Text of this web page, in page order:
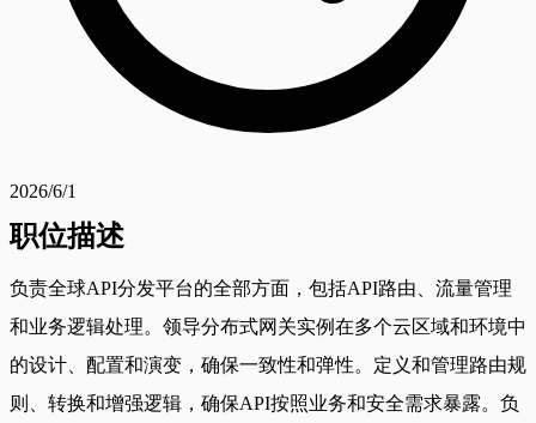
2026/6/1
职位描述
负责全球API分发平台的全部方面，包括API路由、流量管理
和业务逻辑处理。领导分布式网关实例在多个云区域和环境中
的设计、配置和演变，确保一致性和弹性。定义和管理路由规
则、转换和增强逻辑，确保API按照业务和安全需求暴露。负